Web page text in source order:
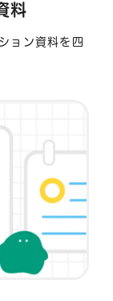
料
ョン資料を四